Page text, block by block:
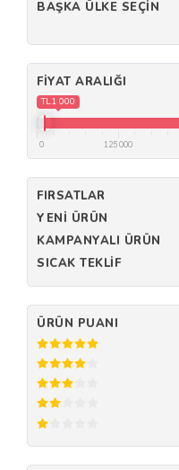
BAŞKA ÜLKE SEÇIN
FIYAT ARALIĞI
TL1 000
0 125 000
FIRSATLAR
YENI ÜRÜN
KAMPANYALI ÜRÜN
SICAK TEKLIF
ÜRÜN PUANI